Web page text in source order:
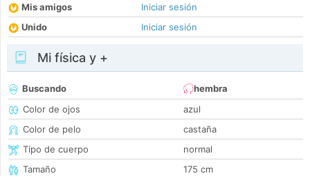
Mis amigos
Iniciar sesión
Unido
Iniciar sesión
Mi física y +
Buscando
hembra
Color de ojos
azul
Color de pelo
castaña
Tipo de cuerpo
normal
Tamaño
175 cm